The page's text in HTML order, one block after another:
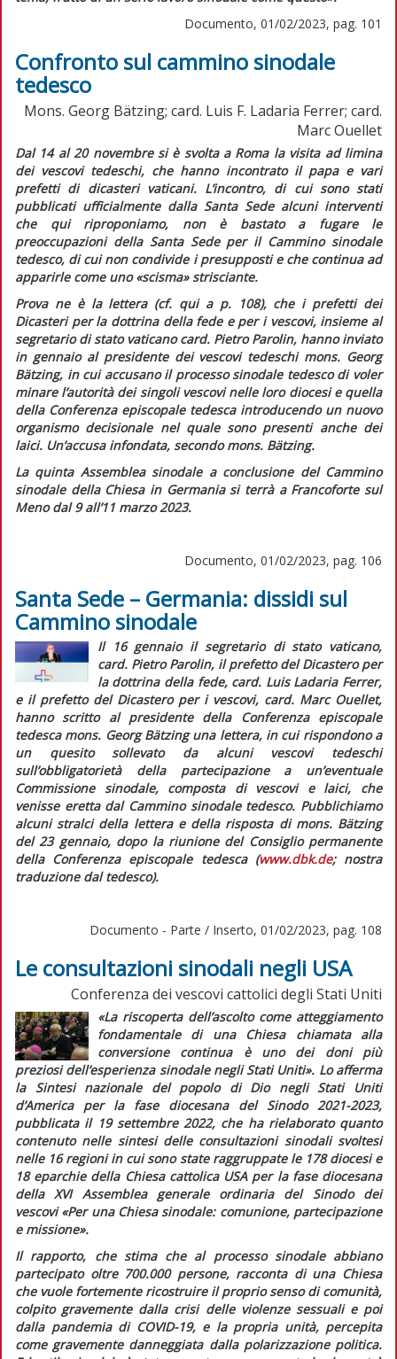
Documento, 01/02/2023, pag. 101
Confronto sul cammino sinodale
tedesco
Mons. Georg Bätzing; card. Luis F. Ladaria Ferrer; card.
Marc Ouellet
Dal 14 al 20 novembre si è svolta a Roma la visita ad limina
dei vescovi tedeschi, che hanno incontrato il papa e vari
prefetti di dicasteri vaticani. L’incontro, di cui sono stati
pubblicati ufficialmente dalla Santa Sede alcuni interventi
che qui riproponiamo, non è bastato a fugare le
preoccupazioni della Santa Sede per il Cammino sinodale
tedesco, di cui non condivide i presupposti e che continua ad
apparirle come uno «scisma» strisciante.
Prova ne è la lettera (cf. quia p. 108), che i prefetti dei
Dicasteri per la dottrina della fede e per i vescovi, insieme al
segretario di stato vaticano card. Pietro Parolin, hanno inviato
in gennaio al presidente dei vescovi tedeschi mons. Georg
Bätzing, in cui accusano il processo sinodale tedesco di voler
minare l’autorità dei singoli vescovi nelle loro diocesi e quella
della Conferenza episcopale tedesca introducendo un nuovo
organismo decisionale nel quale sono presenti anche dei
laici. Un’accusa infondata, secondo mons. Bätzing.
La quinta Assemblea sinodale a conclusione del Cammino
sinodale della Chiesa in Germania si terrà a Francoforte sul
Meno dal 9 all’11 marzo 2023.
Documento, 01/02/2023, pag. 106
Santa Sede – Germania: dissidi sul
Cammino sinodale
Il 16 gennaio il segretario di stato vaticano,
card. Pietro Parolin, il prefetto del Dicastero per
la dottrina della fede, card. Luis Ladaria Ferrer,
e il prefetto del Dicastero per i vescovi, card. Marc Ouellet,
hanno scritto al presidente della Conferenza episcopale
tedesca mons. Georg Bätzing una lettera, in cui rispondono a
un quesito sollevato da alcuni vescovi tedeschi
sull’obbligatorietà della partecipazione a un’eventuale
Commissione sinodale, composta di vescovi e laici, che
venisse eretta dal Cammino sinodale tedesco. Pubblichiamo
alcuni stralci della lettera e della risposta di mons. Bätzing
del 23 gennaio, dopo la riunione del Consiglio permanente
della Conferenza episcopale tedesca (www.dbk.de; nostra
traduzione dal tedesco).
Documento - Parte / Inserto, 01/02/2023, pag. 108
Le consultazioni sinodali negli USA
Conferenza dei vescovi cattolici degli Stati Uniti
«La riscoperta dell’ascolto come atteggiamento
fondamentale di una Chiesa chiamata alla
conversione continua è uno dei doni più
preziosi dell’esperienza sinodale negli Stati Uniti». Lo afferma
la Sintesi nazionale del popolo di Dio negli Stati Uniti
d’America per la fase diocesana del Sinodo 2021-2023,
pubblicata il 19 settembre 2022, che ha rielaborato quanto
contenuto nelle sintesi delle consultazioni sinodali svoltesi
nelle 16 regioni in cui sono state raggruppate le 178 diocesi e
18 eparchie della Chiesa cattolica USA per la fase diocesana
della XVI Assemblea generale ordinaria del Sinodo dei
vescovi «Per una Chiesa sinodale: comunione, partecipazione
e missione».
Il rapporto, che stima che al processo sinodale abbiano
partecipato oltre 700.000 persone, racconta di una Chiesa
che vuole fortemente ricostruire il proprio senso di comunità,
colpito gravemente dalla crisi delle violenze sessuali e poi
dalla pandemia di COVID-19, e la propria unità, percepita
come gravemente danneggiata dalla polarizzazione politica.